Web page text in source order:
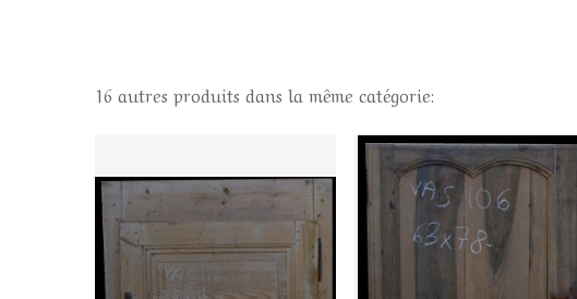
16 autres produits dans la même catégorie: